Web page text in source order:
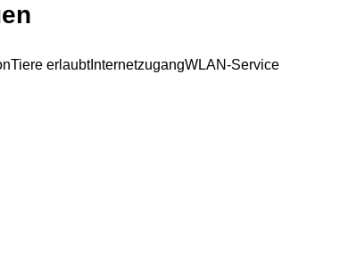
Tiere erlaubtInternetzugangWLAN-Service